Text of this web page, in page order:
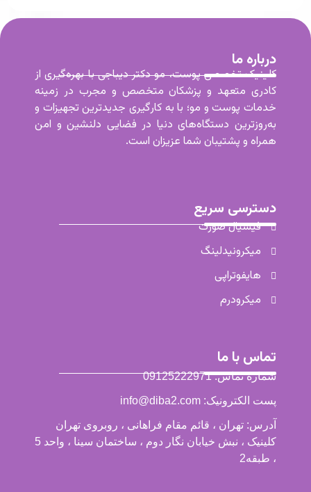
درباره ما
کلینیک تخصصی پوست، مو دکتر دیباجی با بهره‌گیری از
کادری متعهد و پزشکان متخصص و مجرب در زمینه
خدمات پوست و مو؛ با به کارگیری جدیدترین تجهیزات و
به‌روزترین دستگاه‌های دنیا در فضایی دلنشین و امن
همراه و پشتیبان شما عزیزان است.
دسترسی سریع
فیشیال صورت
میکرونیدلینگ
هایفوتراپی
میکرودرم
تماس با ما
شماره تماس: 09125222971
پست الکترونیک: info@diba2.com
آدرس: تهران ، قائم مقام فراهانی ، روبروی تهران
کلینیک ، نبش خیابان نگار دوم ، ساختمان سینا ، واحد 5
، طبقه2